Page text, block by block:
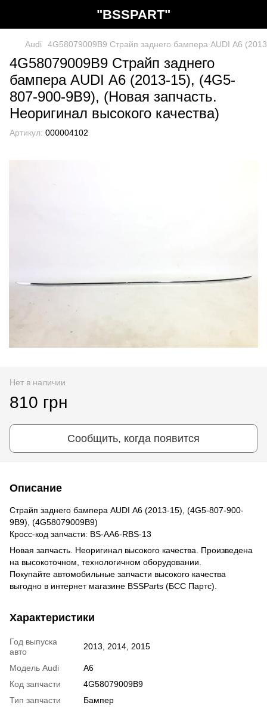
"BSSPART"
Audi 4G58079009B9 Страйп заднего бампера AUDI А6
4G58079009B9 Страйп заднего
бампера AUDI А6 (2013-15), (4G5-
807-900-9B9), (Новая запчасть.
Неоригинал высокого качества)
Артикул: 000004102
Нет в наличии
810 грн
Сообщить, когда появится
Описание
Страйп заднего бампера AUDI А6 (2013-15), (4G5-807-900-
9B9), (4G58079009B9)
Кросс-код запчасти: BS-AA6-RBS-13
Новая запчасть. Неоригинал высокого качества. Произведена
на высокоточном, технологичном оборудовании.
Покупайте автомобильные запчасти высокого качества
выгодно в интернет магазине BSSParts (БСС Партс).
Характеристики
Год выпуска
авто
2013, 2014, 2015
Модель Audi
А6
Код запчасти
4G58079009B9
Тип запчасти
Бампер